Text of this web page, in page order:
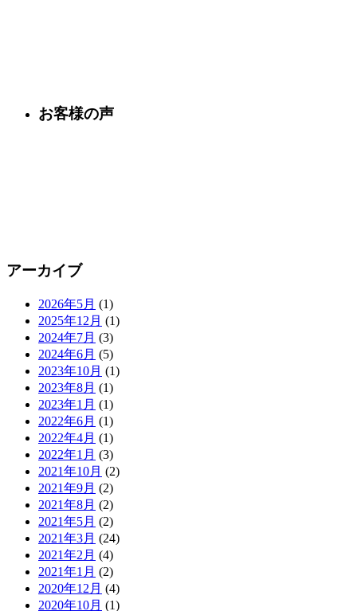
お客様の声
アーカイブ
2026年5月 (1)
2025年12月 (1)
2024年7月 (3)
2024年6月 (5)
2023年10月 (1)
2023年8月 (1)
2023年1月 (1)
2022年6月 (1)
2022年4月 (1)
2022年1月 (3)
2021年10月 (2)
2021年9月 (2)
2021年8月 (2)
2021年5月 (2)
2021年3月 (24)
2021年2月 (4)
2021年1月 (2)
2020年12月 (4)
2020年10月 (1)